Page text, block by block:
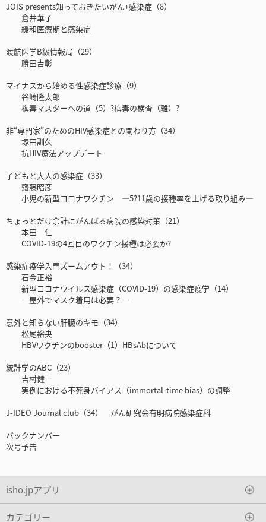
JOIS presents知っておきたいがん+感染症（8）
倉井華子
緩和医療期と感染症
渡航医学B級情報局（29）
勝田吉彰
マイナスから始める性感染症診療（9）
谷崎隆太郎
梅毒マスターへの道（5）?梅毒の検査（離）?
非“専門家”のためのHIV感染症との関わり方（34）
塚田訓久
抗HIV療法アップデート
子どもと大人の感染症（33）
齋藤昭彦
小児の新型コロナワクチン ―5?11歳の接種率を上げる取り組み―
ちょっとだけ余計にがんばる病院の感染対策（21）
本田 仁
COVID-19の4回目のワクチン接種は必要か?
感染症疫学入門ズームアウト！（34）
石金正裕
新型コロナウイルス感染症（COVID-19）の感染症疫学（14）
―屋外でマスク着用は必要？―
意外と知らない肝臓のキモ（34）
松尾裕央
HBVワクチンのbooster（1）HBsAbについて
統計学のABC（23）
吉村健一
実例における不死身バイアス（immortal-time bias）の調整
J-IDEO Journal club（34） がん研究会有明病院感染症科
バックナンバー
次号予告
isho.jpアプリ
カテゴリー